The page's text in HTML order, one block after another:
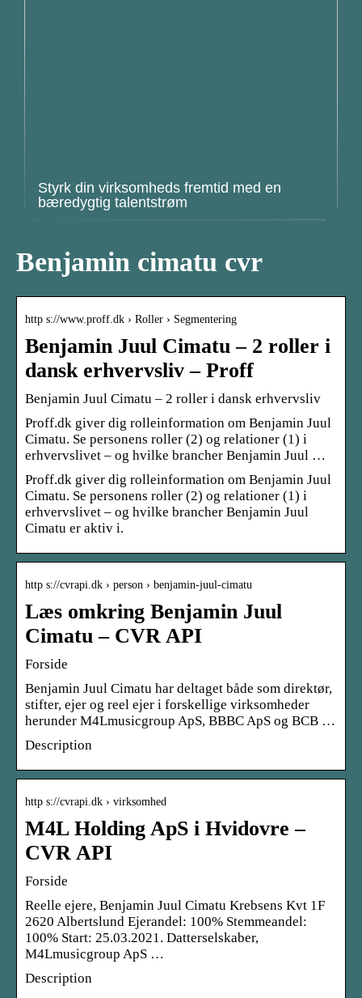
Styrk din virksomheds fremtid med en
bæredygtig talentstrøm
Benjamin cimatu cvr
http s://www.proff.dk › Roller › Segmentering
Benjamin Juul Cimatu – 2 roller i
dansk erhvervsliv – Proff
Benjamin Juul Cimatu – 2 roller i dansk erhvervsliv
Proff.dk giver dig rolleinformation om Benjamin Juul
Cimatu. Se personens roller (2) og relationer (1) i
erhvervslivet – og hvilke brancher Benjamin Juul …
Proff.dk giver dig rolleinformation om Benjamin Juul
Cimatu. Se personens roller (2) og relationer (1) i
erhvervslivet – og hvilke brancher Benjamin Juul
Cimatu er aktiv i.
http s://cvrapi.dk › person › benjamin-juul-cimatu
Læs omkring Benjamin Juul
Cimatu – CVR API
Forside
Benjamin Juul Cimatu har deltaget både som direktør,
stifter, ejer og reel ejer i forskellige virksomheder
herunder M4Lmusicgroup ApS, BBBC ApS og BCB …
Description
http s://cvrapi.dk › virksomhed
M4L Holding ApS i Hvidovre –
CVR API
Forside
Reelle ejere, Benjamin Juul Cimatu Krebsens Kvt 1F
2620 Albertslund Ejerandel: 100% Stemmeandel:
100% Start: 25.03.2021. Datterselskaber,
M4Lmusicgroup ApS …
Description